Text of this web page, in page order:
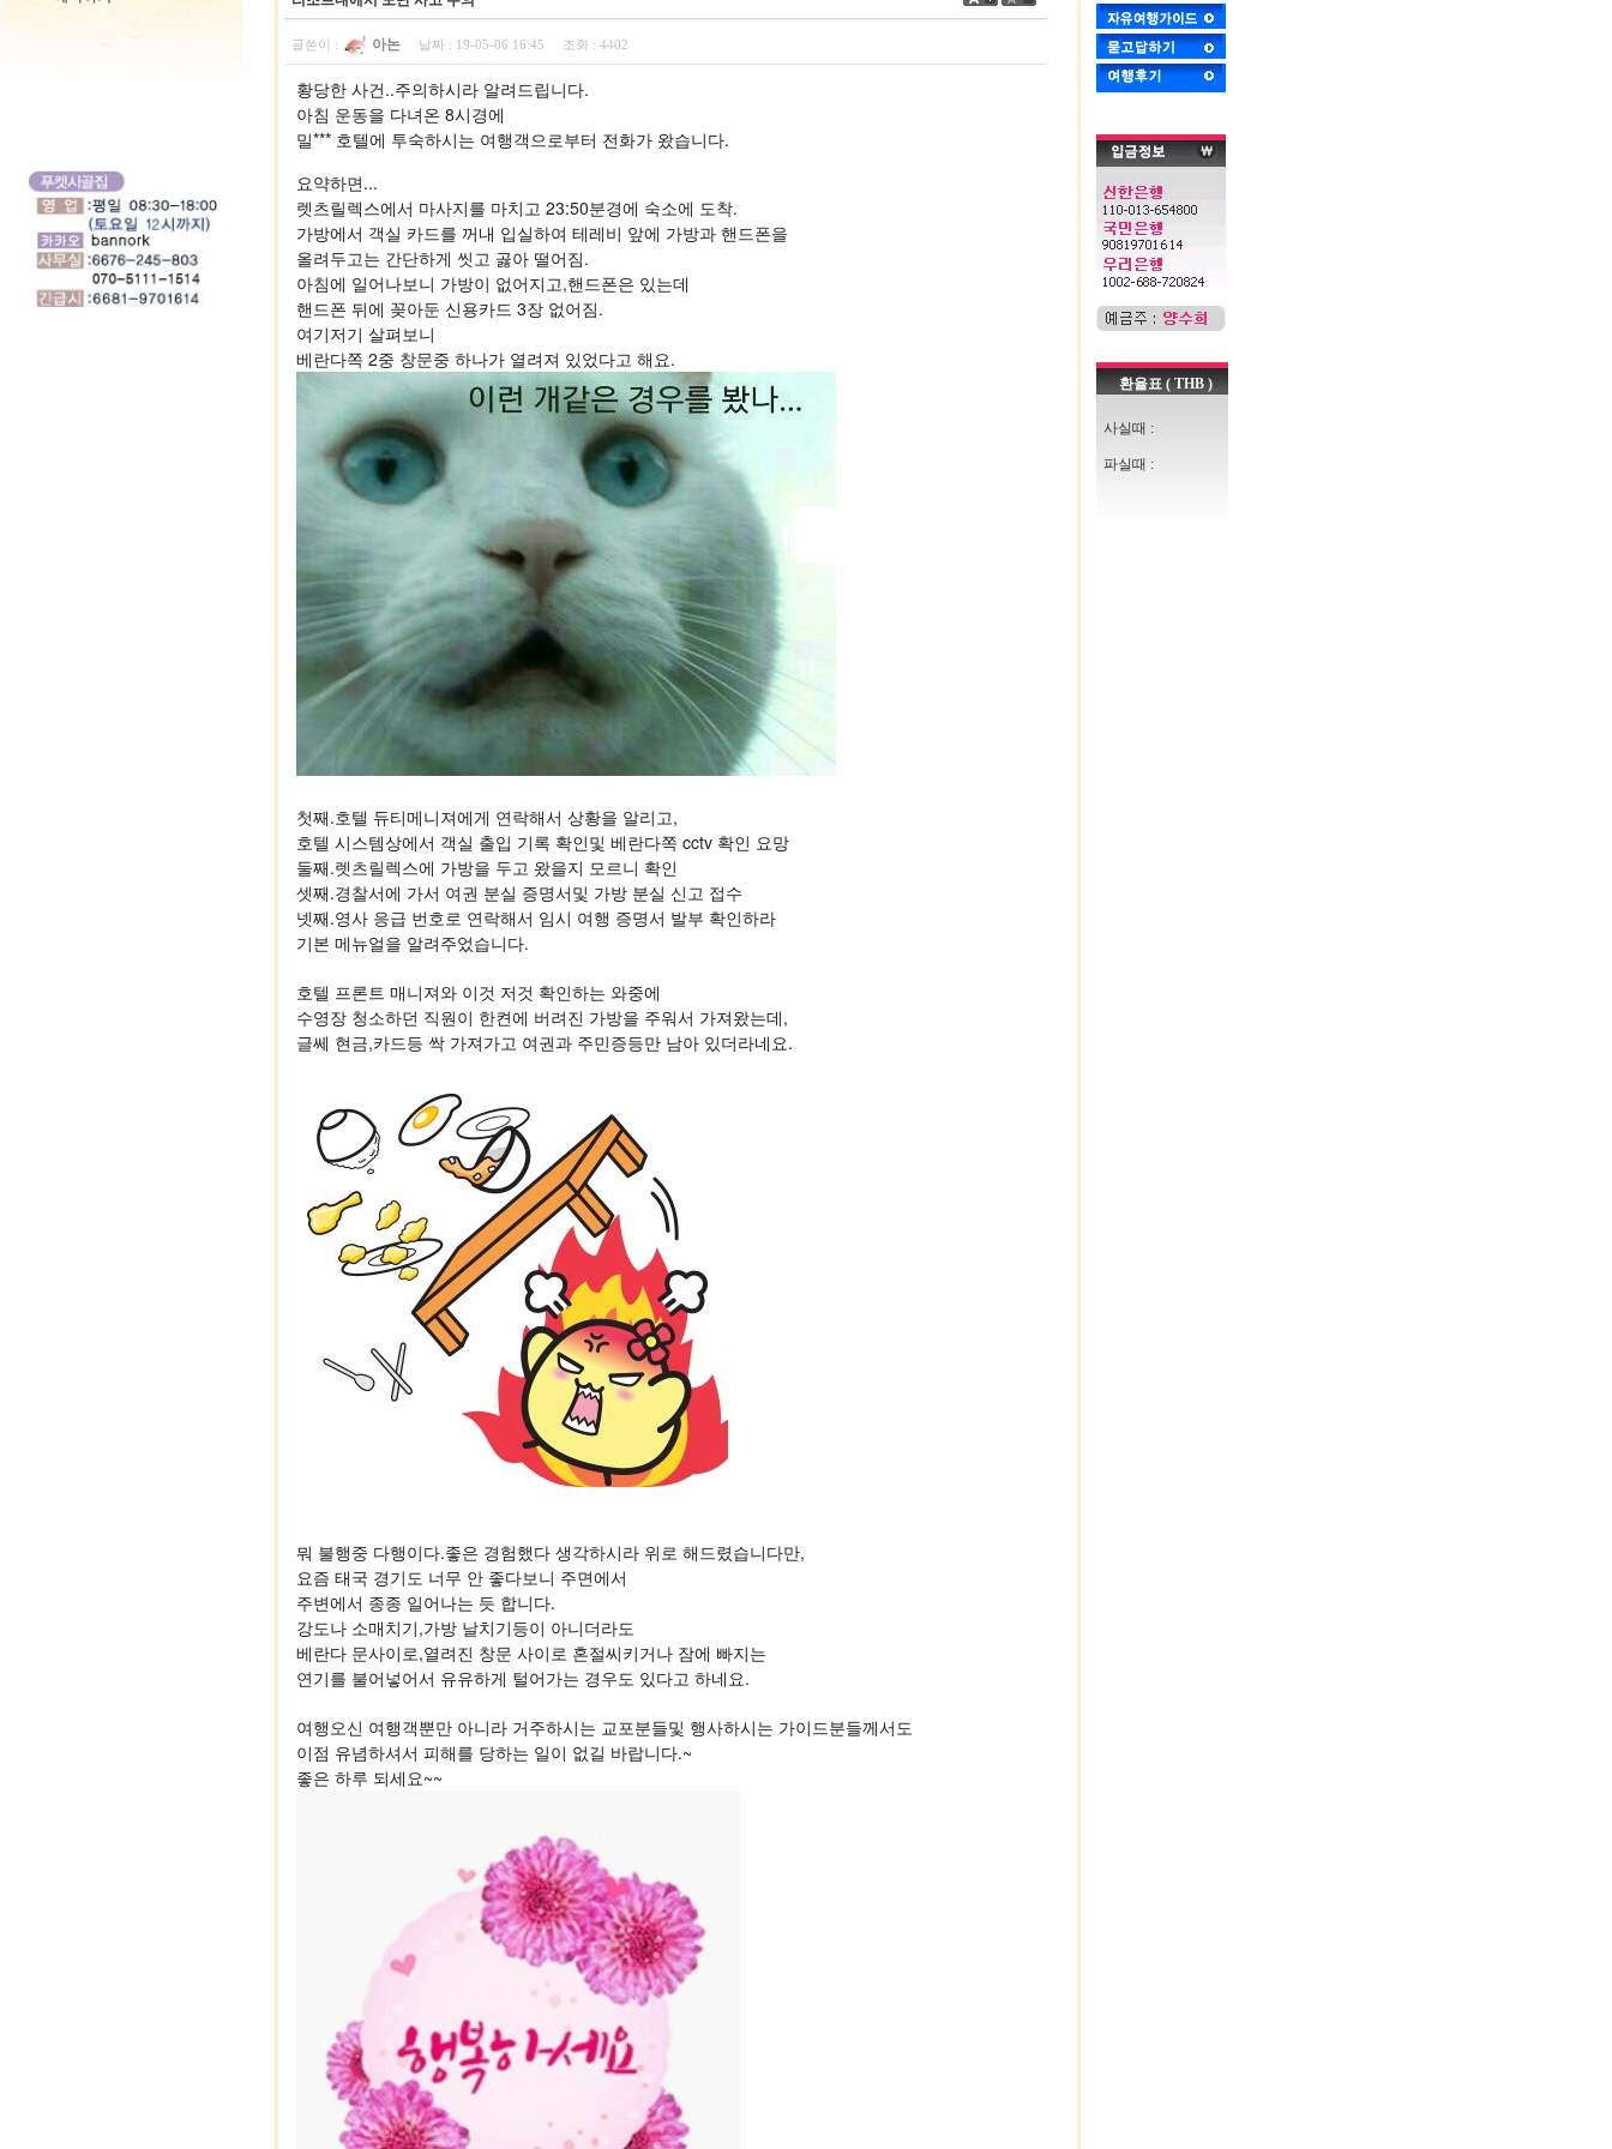
글쓴이 : 아논 날짜 : 19-05-06 16:45 조회 : 4402
황당한 사건..주의하시라 알려드립니다.
아침 운동을 다녀온 8시경에
밀*** 호텔에 투숙하시는 여행객으로부터 전화가 왔습니다.
요약하면...
렛츠릴렉스에서 마사지를 마치고 23:50분경에 숙소에 도착.
가방에서 객실 카드를 꺼내 입실하여 테레비 앞에 가방과 핸드폰을
올려두고는 간단하게 씻고 곯아 떨어짐.
아침에 일어나보니 가방이 없어지고,핸드폰은 있는데
핸드폰 뒤에 꽂아둔 신용카드 3장 없어짐.
여기저기 살펴보니
베란다쪽 2중 창문중 하나가 열려져 있었다고 해요.
첫째.호텔 듀티메니져에게 연락해서 상황을 알리고,
호텔 시스템상에서 객실 출입 기록 확인및 베란다쪽 cctv 확인 요망
둘째.렛츠릴렉스에 가방을 두고 왔을지 모르니 확인
셋째.경찰서에 가서 여권 분실 증명서및 가방 분실 신고 접수
넷째.영사 응급 번호로 연락해서 임시 여행 증명서 발부 확인하라
기본 메뉴얼을 알려주었습니다.
호텔 프론트 매니져와 이것 저것 확인하는 와중에
수영장 청소하던 직원이 한켠에 버려진 가방을 주워서 가져왔는데,
글쎄 현금,카드등 싹 가져가고 여권과 주민증등만 남아 있더라네요.
뭐 불행중 다행이다.좋은 경험했다 생각하시라 위로 해드렸습니다만,
요즘 태국 경기도 너무 안 좋다보니 주면에서
주변에서 종종 일어나는 듯 합니다.
강도나 소매치기,가방 날치기등이 아니더라도
베란다 문사이로,열려진 창문 사이로 혼절씨키거나 잠에 빠지는
연기를 불어넣어서 유유하게 털어가는 경우도 있다고 하네요.
여행오신 여행객뿐만 아니라 거주하시는 교포분들및 행사하시는 가이드분들께서도
이점 유념하셔서 피해를 당하는 일이 없길 바랍니다.~
좋은 하루 되세요~~
환율표 ( THB )
사실때 :
파실때 :